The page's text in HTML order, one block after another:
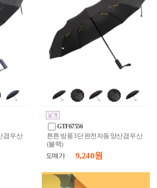
겸 우산
GTF67556
튼튼 방풍 3단 완전자동 양산겸 우산
(블랙)
도매가
9,240 원